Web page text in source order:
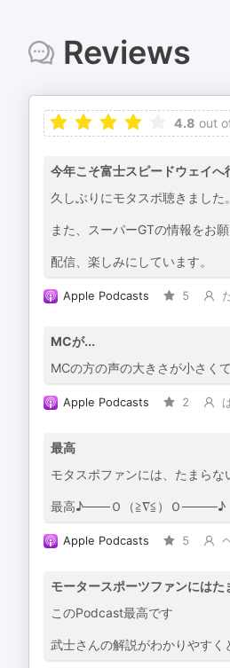
Reviews
4.8 out
今年こそ富士スピードウェイへ
久しぶりにモタスポ聴きました。
また、スーパーGTの情報をお願
配信、楽しみにしています。
Apple Podcasts 5
MCが...
MCの方の声の大きさが小さく
Apple Podcasts 2
最高
モタスポファンには、たまらな
最高♪───Ｏ（≧∇≦）Ｏ────♪
Apple Podcasts 5
モータースポーツファンにはた
このPodcast最高です
武士さんの解説がわかりやす